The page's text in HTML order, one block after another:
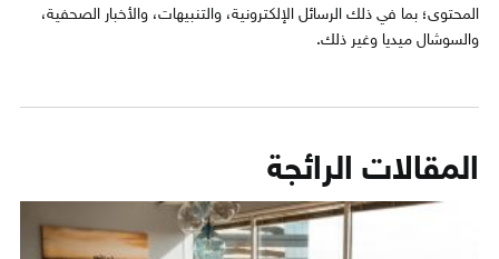
المحتوى؛ بما في ذلك الرسائل الإلكترونية، والتنبيهات، والأخبار الصحفية،
والسوشال ميديا وغير ذلك.
المقالات الرائجة